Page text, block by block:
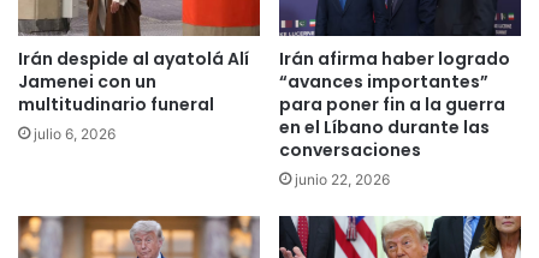
Irán despide al ayatolá Alí
Jamenei con un
multitudinario funeral
julio 6, 2026
Irán afirma haber logrado
“avances importantes”
para poner fin a la guerra
en el Líbano durante las
conversaciones
junio 22, 2026